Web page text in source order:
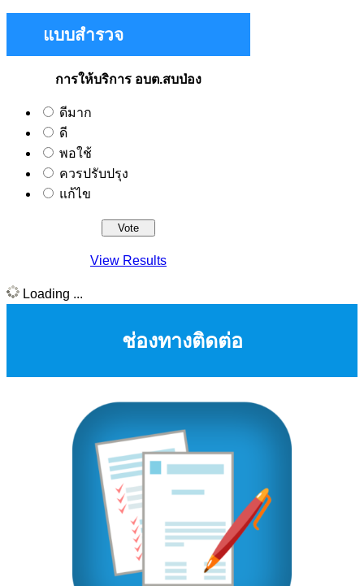
แบบสำรวจ
การให้บริการ อบต.สบป่อง
ดีมาก
ดี
พอใช้
ควรปรับปรุง
แก้ไข
View Results
Loading ...
ช่องทางติดต่อ